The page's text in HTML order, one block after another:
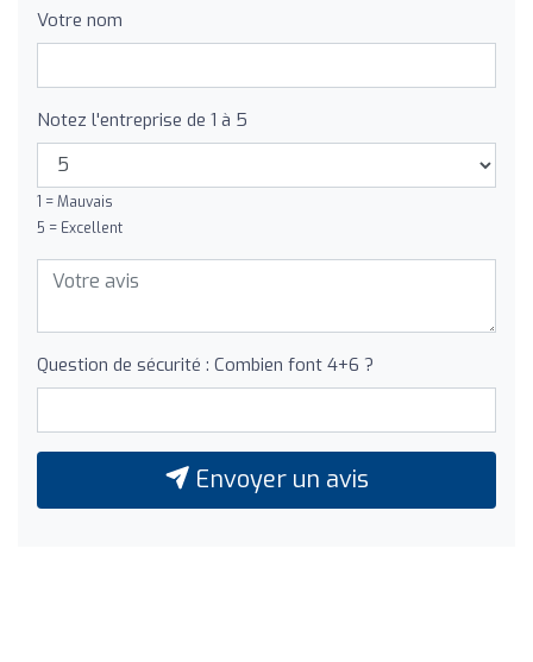
Votre nom
Notez l'entreprise de 1 à 5
1 = Mauvais
5 = Excellent
Question de sécurité : Combien font 4+6 ?
Envoyer un avis